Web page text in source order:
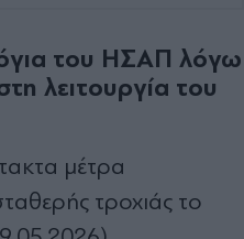
του ΗΣΑΠ λόγω
λειτουργία του
μέτρα
τροχιάς το